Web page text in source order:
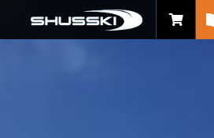
al
GAMMES